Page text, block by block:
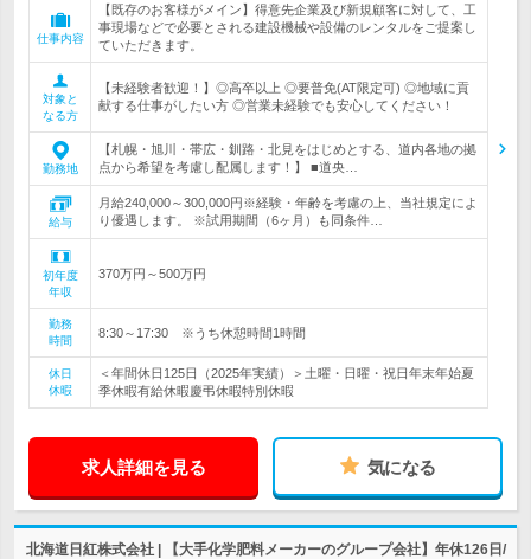
仕事内容
【既存のお客様がメイン】得意先企業及び新規顧客に対して、工
事現場などで必要とされる建設機械や設備のレンタルをご提案し
ていただきます。
対象と
なる方
【未経験者歓迎！】◎高卒以上 ◎要普免(AT限定可) ◎地域に貢
献する仕事がしたい方 ◎営業未経験でも安心してください！
勤務地
【札幌・旭川・帯広・釧路・北見をはじめとする、道内各地の拠
点から希望を考慮し配属します！】 ■道央…
給与
月給240,000～300,000円※経験・年齢を考慮の上、当社規定によ
り優遇します。 ※試用期間（6ヶ月）も同条件…
初年度
年収
370万円～500万円
勤務
時間
8:30～17:30 ※うち休憩時間1時間
休日
休暇
＜年間休日125日（2025年実績）＞土曜・日曜・祝日年末年始夏
季休暇有給休暇慶弔休暇特別休暇
求人詳細を見る 気になる
北海道日紅株式会社 | 【大手化学肥料メーカーのグループ会社】年休126日/